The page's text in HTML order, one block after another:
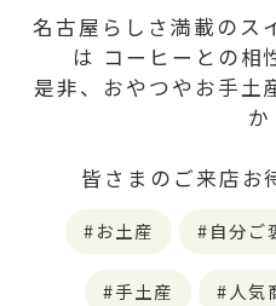
名古屋らしさ満載のス
は コーヒーとの相
是非、おやつやお手土
か
皆さまのご来店お
お土産 自分ご
手土産 人気